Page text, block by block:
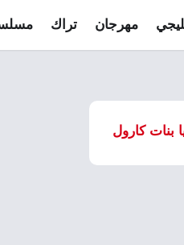
مهرجان تراك
بنات كارول